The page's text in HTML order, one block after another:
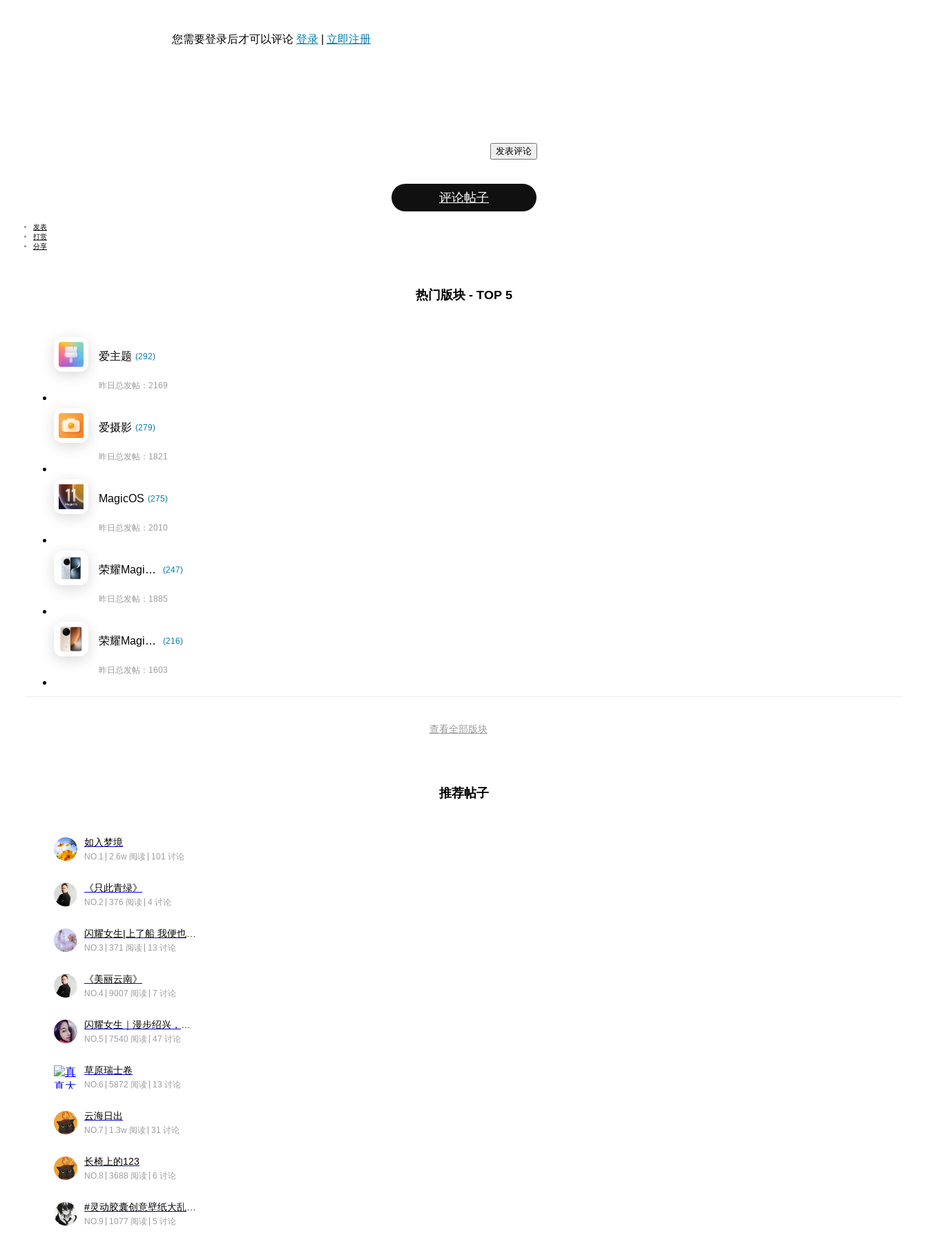
您需要登录后才可以评论 登录 立即注册
发表评论
评论帖子
发表
打赏
分享
热门版块 - TOP 5
爱主题 (292)
昨日总发帖：2169
爱摄影 (279)
昨日总发帖：1821
MagicOS (275)
昨日总发帖：2010
荣耀Magic7系列 (247)
昨日总发帖：1885
荣耀Magic8系列 (216)
昨日总发帖：1603
查看全部版块
推荐帖子
如入梦境
NO.1 2.6w 阅读 101 讨论
《只此青绿》
NO.2 376 阅读 4 讨论
NO.3 371 阅读 13 讨论
《美丽云南》
NO.4 9007 阅读 7 讨论
NO.5 7540 阅读 47 讨论
草原瑞士卷
NO.6 5872 阅读 13 讨论
云海日出
NO.7 1.3w 阅读 31 讨论
长椅上的123
NO.8 3688 阅读 6 讨论
NO.9 1077 阅读 5 讨论